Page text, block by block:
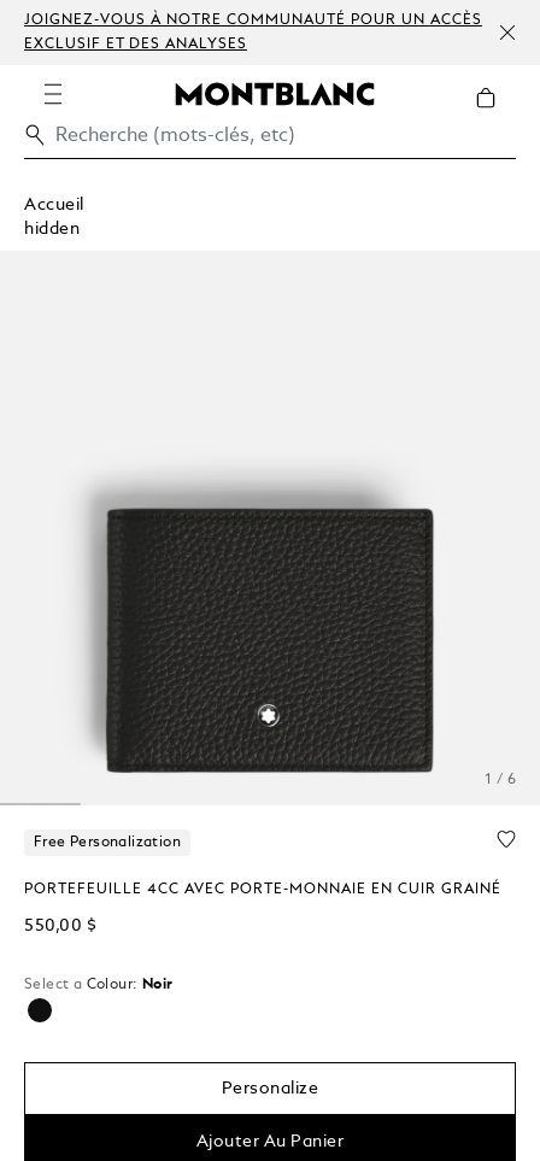
JOIGNEZ-VOUS À NOTRE COMMUNAUTÉ POUR UN ACCÈS
EXCLUSIF ET DES ANALYSES
Accueil
hidden
1 / 6
Free Personalization
PORTEFEUILLE 4CC AVEC PORTE-MONNAIE EN CUIR GRAINÉ
550,00 $
Select a Colour: Noir
sélectionné
Personalize
Ajouter Au Panier